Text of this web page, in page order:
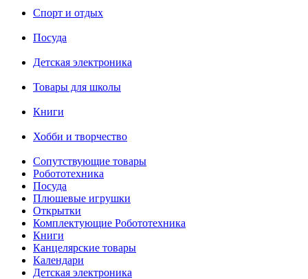
Спорт и отдых
Посуда
Детская электроника
Товары для школы
Книги
Хобби и творчество
Сопутствующие товары
Робототехника
Посуда
Плюшевые игрушки
Открытки
Комплектующие Робототехника
Книги
Канцелярские товары
Календари
Детская электроника